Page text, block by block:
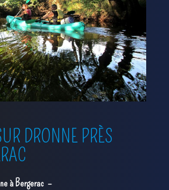
DRONNE PRÈS
à Bergerac